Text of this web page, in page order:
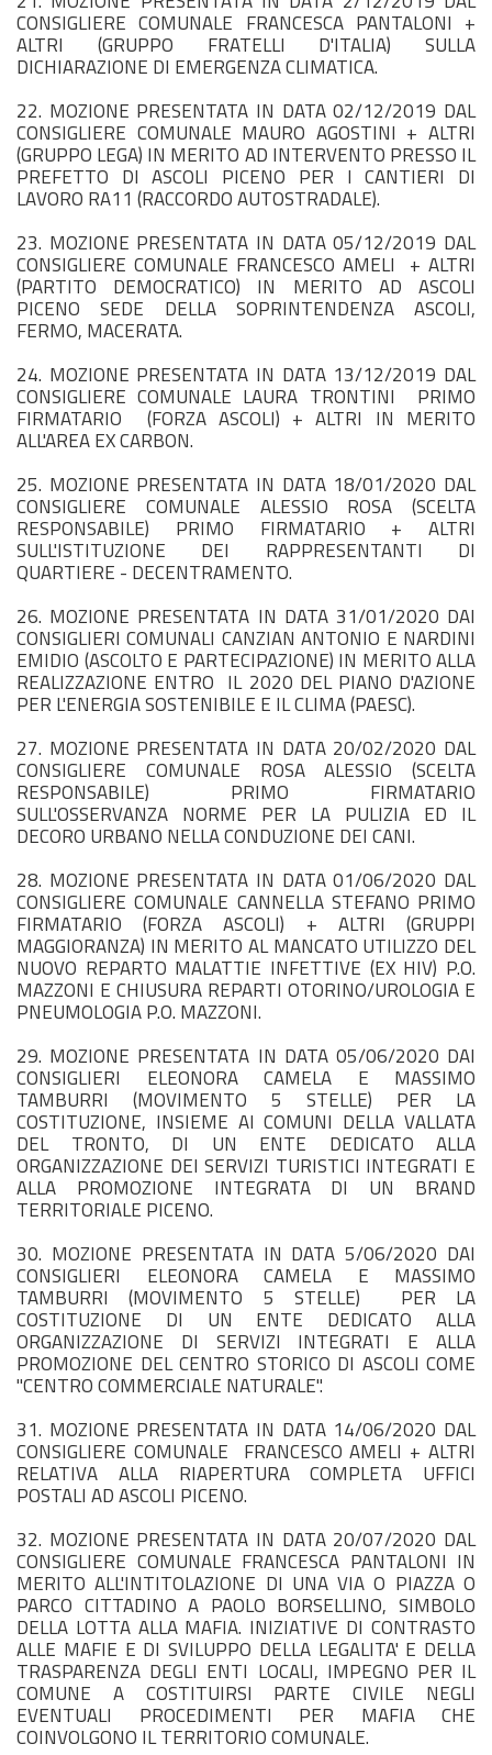
CONSIGLIERE COMUNALE FRANCESCA PANTALONI +
ALTRI (GRUPPO FRATELLI D'ITALIA) SULLA
DICHIARAZIONE DI EMERGENZA CLIMATICA.
22. MOZIONE PRESENTATA IN DATA 02/12/2019 DAL
CONSIGLIERE COMUNALE MAURO AGOSTINI + ALTRI
(GRUPPO LEGA) IN MERITO AD INTERVENTO PRESSO IL
PREFETTO DI ASCOLI PICENO PER I CANTIERI DI
LAVORO RA11 (RACCORDO AUTOSTRADALE).
23. MOZIONE PRESENTATA IN DATA 05/12/2019 DAL
CONSIGLIERE COMUNALE FRANCESCO AMELI + ALTRI
(PARTITO DEMOCRATICO) IN MERITO AD ASCOLI
PICENO SEDE DELLA SOPRINTENDENZA ASCOLI,
FERMO, MACERATA.
24. MOZIONE PRESENTATA IN DATA 13/12/2019 DAL
CONSIGLIERE COMUNALE LAURA TRONTINI PRIMO
FIRMATARIO (FORZA ASCOLI) + ALTRI IN MERITO
ALL'AREA EX CARBON.
25. MOZIONE PRESENTATA IN DATA 18/01/2020 DAL
CONSIGLIERE COMUNALE ALESSIO ROSA (SCELTA
RESPONSABILE) PRIMO FIRMATARIO + ALTRI
SULL'ISTITUZIONE DEI RAPPRESENTANTI DI
QUARTIERE - DECENTRAMENTO.
26. MOZIONE PRESENTATA IN DATA 31/01/2020 DAI
CONSIGLIERI COMUNALI CANZIAN ANTONIO E NARDINI
EMIDIO (ASCOLTO E PARTECIPAZIONE) IN MERITO ALLA
REALIZZAZIONE ENTRO IL 2020 DEL PIANO D'AZIONE
PER L'ENERGIA SOSTENIBILE E IL CLIMA (PAESC).
27. MOZIONE PRESENTATA IN DATA 20/02/2020 DAL
CONSIGLIERE COMUNALE ROSA ALESSIO (SCELTA
RESPONSABILE) PRIMO FIRMATARIO
SULL'OSSERVANZA NORME PER LA PULIZIA ED IL
DECORO URBANO NELLA CONDUZIONE DEI CANI.
28. MOZIONE PRESENTATA IN DATA 01/06/2020 DAL
CONSIGLIERE COMUNALE CANNELLA STEFANO PRIMO
FIRMATARIO (FORZA ASCOLI) + ALTRI (GRUPPI
MAGGIORANZA) IN MERITO AL MANCATO UTILIZZO DEL
NUOVO REPARTO MALATTIE INFETTIVE (EX HIV) P.O.
MAZZONI E CHIUSURA REPARTI OTORINO/UROLOGIA E
PNEUMOLOGIA P.O. MAZZONI.
29. MOZIONE PRESENTATA IN DATA 05/06/2020 DAI
CONSIGLIERI ELEONORA CAMELA E MASSIMO
TAMBURRI (MOVIMENTO 5 STELLE) PER LA
COSTITUZIONE, INSIEME AI COMUNI DELLA VALLATA
DEL TRONTO, DI UN ENTE DEDICATO ALLA
ORGANIZZAZIONE DEI SERVIZI TURISTICI INTEGRATI E
ALLA PROMOZIONE INTEGRATA DI UN BRAND
TERRITORIALE PICENO.
30. MOZIONE PRESENTATA IN DATA 5/06/2020 DAI
CONSIGLIERI ELEONORA CAMELA E MASSIMO
TAMBURRI (MOVIMENTO 5 STELLE) PER LA
COSTITUZIONE DI UN ENTE DEDICATO ALLA
ORGANIZZAZIONE DI SERVIZI INTEGRATI E ALLA
PROMOZIONE DEL CENTRO STORICO DI ASCOLI COME
"CENTRO COMMERCIALE NATURALE".
31. MOZIONE PRESENTATA IN DATA 14/06/2020 DAL
CONSIGLIERE COMUNALE FRANCESCO AMELI + ALTRI
RELATIVA ALLA RIAPERTURA COMPLETA UFFICI
POSTALI AD ASCOLI PICENO.
32. MOZIONE PRESENTATA IN DATA 20/07/2020 DAL
CONSIGLIERE COMUNALE FRANCESCA PANTALONI IN
MERITO ALL'INTITOLAZIONE DI UNA VIA O PIAZZA O
PARCO CITTADINO A PAOLO BORSELLINO, SIMBOLO
DELLA LOTTA ALLA MAFIA. INIZIATIVE DI CONTRASTO
ALLE MAFIE E DI SVILUPPO DELLA LEGALITA' E DELLA
TRASPARENZA DEGLI ENTI LOCALI, IMPEGNO PER IL
COMUNE A COSTITUIRSI PARTE CIVILE NEGLI
EVENTUALI PROCEDIMENTI PER MAFIA CHE
COINVOLGONO IL TERRITORIO COMUNALE.